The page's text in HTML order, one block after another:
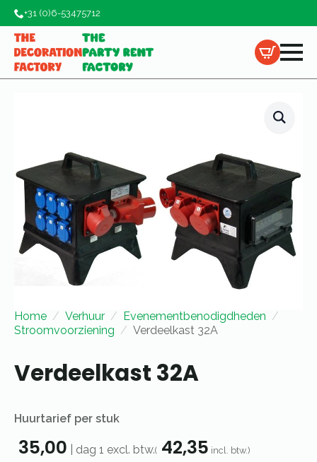
+31 (0)6-53475712
Home Verhuur
Evenementbenodigdheden
Stroomvoorziening
Verdeelkast 32A
Verdeelkast 32A
Huurtarief per stuk
35,00 dag 1 excl. btw.( 42,35 incl. btw.)